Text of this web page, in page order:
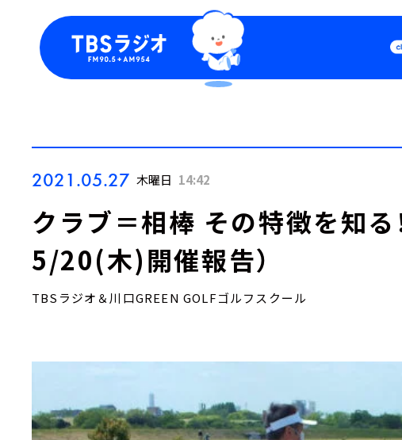
Podcast
2021.05.27 木曜日 14:42
クラブ＝相棒 その特徴を知る
5/20(木)開催報告）
TBSラジオ＆川口GREEN GOLFゴルフスクール